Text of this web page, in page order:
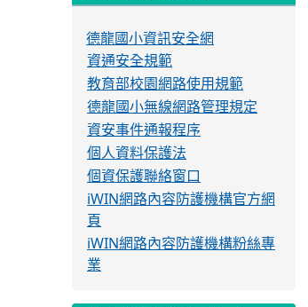
德龍國小資訊安全網
資通安全規範
教育部校園網路使用規範
德龍國小無線網路管理規定
資安事件通報程序
個人資料保護法
個資保護聯絡窗口
iWIN網路內容防護機構官方網
頁
iWIN網路內容防護機構粉絲專
業